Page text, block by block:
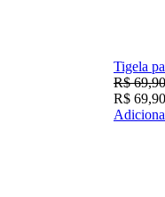
Tigela
R$69,90
R$